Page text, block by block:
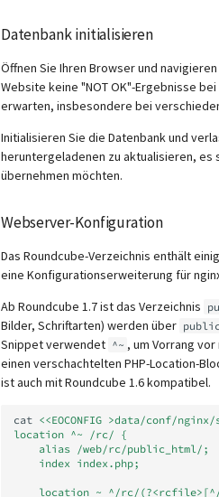
Datenbank initialisieren
Öffnen Sie Ihren Browser und navigieren
Website keine "NOT OK"-Ergebnisse
erwarten, insbesondere bei
Initialisieren Sie die Datenbank und
heruntergeladenen zu aktualisieren, es
übernehmen möchten.
Webserver-Konfiguration
Das Roundcube-Verzeichnis enthält
eine Konfigurationserweiterung für
Ab Roundcube 1.7 ist das Verzeichnis
Bilder, Schriftarten) werden über
Snippet verwendet ^~ , um Vorrang
einen verschachtelten PHP-Location-
ist auch mit Roundcube 1.6 kompatibel.
cat <<EOCONFIG >data/conf/
location ^~ /rc/ {
    alias /web/rc/public_html/;
    index index.php;
location ~ ^/rc/